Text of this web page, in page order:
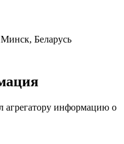
Минск, Беларусь
агрегатору информацию о